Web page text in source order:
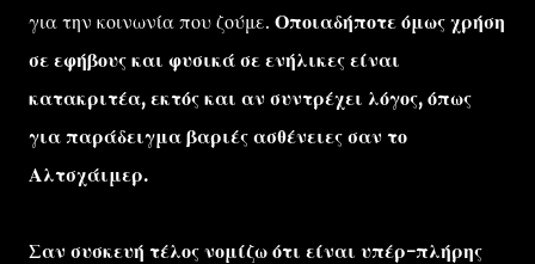
για την κοινωνία που ζούμε. Οποιαδήποτε όμως χρήση
σε εφήβους και φυσικά σε ενήλικες είναι
κατακριτέα, εκτός και αν συντρέχει λόγος, όπως
για παράδειγμα βαριές ασθένειες σαν το
Αλτσχάιμερ.
Σαν συσκευή τέλος νομίζω ότι είναι υπέρ-πλήρης